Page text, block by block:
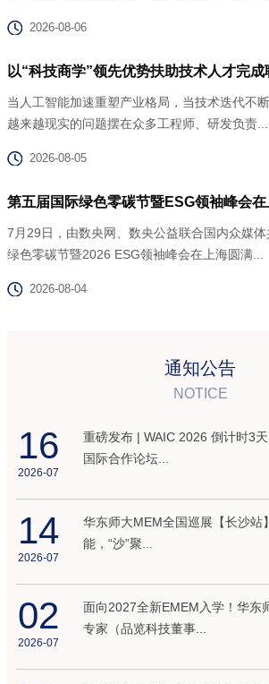
2026-08-06
以“科技商学”领先优势扶助技术人才完
当人工智能加速重塑产业格局，当技术迭代不
越来越现实的问题摆在众多工程师、研发负责...
2026-08-05
第五届国际绿色零碳节暨ESG领袖峰会
7月29日，由数央网、数央公益联合国内众媒
绿色零碳节暨2026 ESG领袖峰会在上海圆满...
2026-08-04
通知公告
NOTICE
16
2026-07
重磅发布 | WAIC 2026 倒计时3
国际合作论坛...
14
2026-07
华东师大MEM全国巡展【长沙站
能，“沙”聚...
02
2026-07
面向2027全新EMEM入学！华东
专家（品览科技董事...